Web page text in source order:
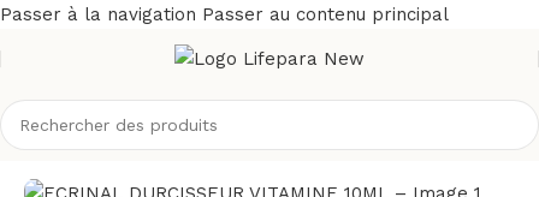
Passer à la navigation Passer au contenu principal
Accueil/Boutique/Corps/Soins des mains